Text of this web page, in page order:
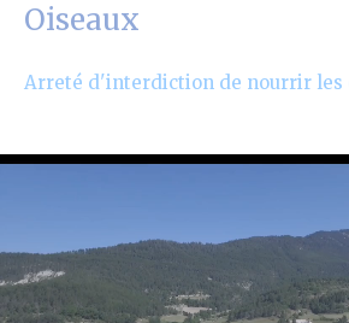
Oiseaux
Arreté d'interdiction de nourrir les